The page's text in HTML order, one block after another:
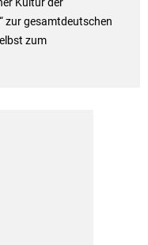
Kultur der
zur gesamtdeutschen
zum